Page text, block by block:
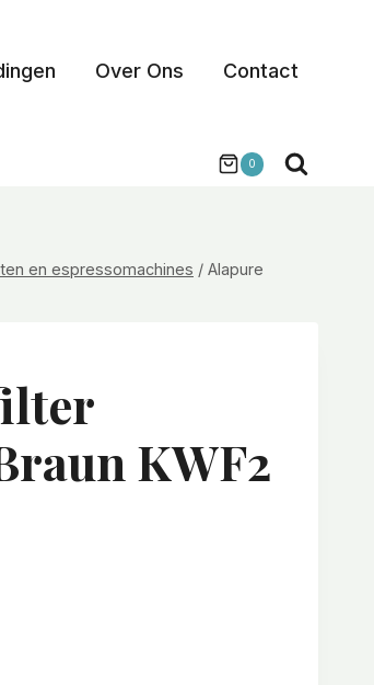
Over Ons Contact
0
en espressomachines / Alapure
KWF2